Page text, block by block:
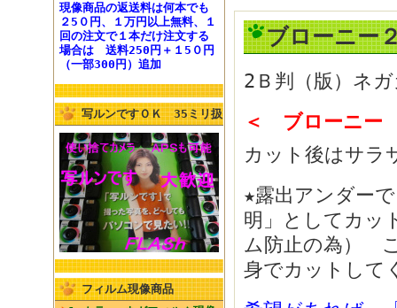
現像商品の返送料は何本でも
２5０円、１万円以上無料、１
回の注文で１本だけ注文する
場合は 送料250円 ＋１5０円
（一部300円）追加
写ルンですＯＫ 35ミリ扱
フィルム現像商品
ブローニー
2Ｂ判（版）ネ
＜ ブローニ
カット後はサラ
★露出アンダー
明」としてカッ
ム防止の為）
身でカットして